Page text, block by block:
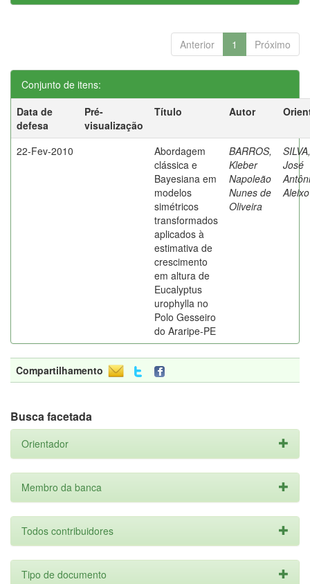
Anterior 1 Próximo
Conjunto de itens:
Data de
defesa
Pré-
visualização
Título Autor
22-Fev-2010
Abordagem
clássica e
Bayesiana em
modelos
simétricos
transformados
aplicados à
estimativa de
crescimento
em altura de
Eucalyptus
urophylla no
Polo Gesseiro
do Araripe-PE
BARROS,
Kleber
Napoleão
Nunes de
Oliveira
SILVA,
José
Compartilhamento
Busca facetada
Orientador
Membro da banca
Todos contribuidores
Tipo de documento